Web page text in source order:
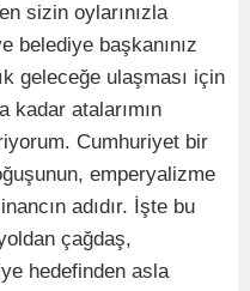
sizin oylarınızla
belediye başkanınız
geleceğe ulaşması için
kadar atalarımın
Cumhuriyet bir
emperyalizme
adıdır. İşte bu
çağdaş,
hedefinden asla